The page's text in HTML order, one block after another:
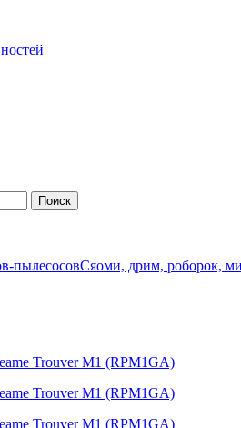
Поиск
пылесосовСяоми, дрим, роборок,